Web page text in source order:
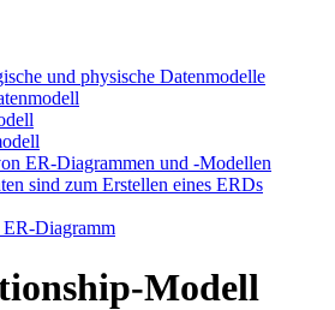
und physische Datenmodelle
ER-Diagrammen und -Modellen
sind zum Erstellen eines ERDs
ER-Diagramm
Modell